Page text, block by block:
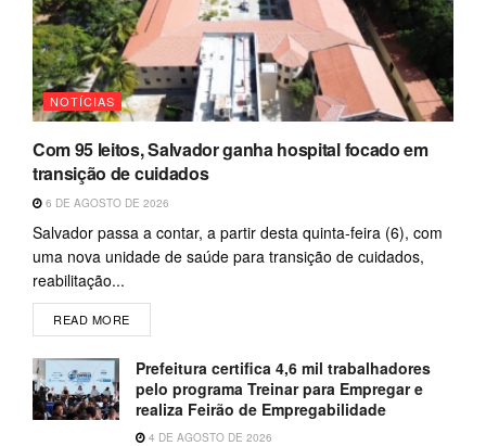
NOTÍCIAS
Com 95 leitos, Salvador ganha hospital focado em
transição de cuidados
6 DE AGOSTO DE 2026
Salvador passa a contar, a partir desta quinta-feira (6), com
uma nova unidade de saúde para transição de cuidados,
reabilitação...
READ MORE
Prefeitura certifica 4,6 mil trabalhadores
pelo programa Treinar para Empregar e
realiza Feirão de Empregabilidade
4 DE AGOSTO DE 2026